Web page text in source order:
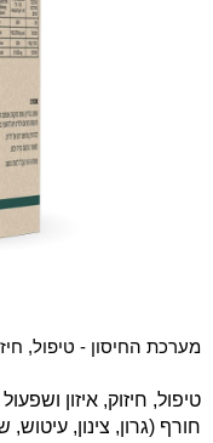
מערכת החיסון - טיפול,
טיפול, חיזוק, איזון
חורף (גרון, צינון, עיטוש,